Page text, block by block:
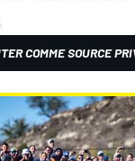
COMME SOURCE